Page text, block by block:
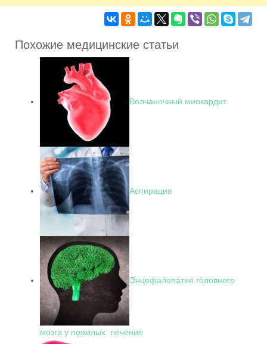
Похожие медицинские статьи
Волчаночный миокардит
Аспирация
Энцефалопатия головного
мозга у пожилых: лечение